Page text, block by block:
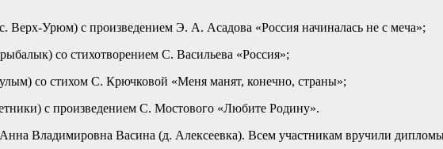
Урюм) с произведением Э. А. Асадова «Россия начиналась не с меча»;
со стихотворением С. Васильева «Россия»;
со стихом С. Крючковой «Меня манят, конечно, страны»;
с произведением С. Мостового «Любите Родину».
Владимировна Васина (д. Алексеевка). Всем участникам вручили